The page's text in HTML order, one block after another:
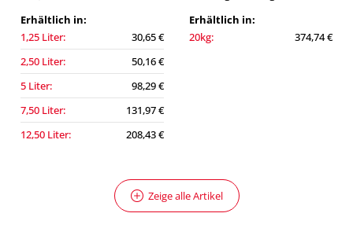
Erhältlich in:
1,25 Liter:
30,65 €
2,50 Liter:
50,16 €
5 Liter:
98,29 €
7,50 Liter:
131,97 €
12,50 Liter:
208,43 €
Erhältlich in:
20kg:
374,74 €
Zeige alle Artikel